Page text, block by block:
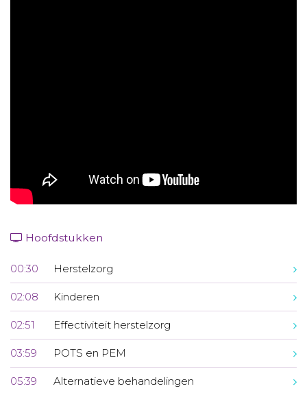
Hoofdstukken
00:30 Herstelzorg
02:08 Kinderen
02:51 Effectiviteit herstelzorg
03:59 POTS en PEM
05:39 Alternatieve behandelingen